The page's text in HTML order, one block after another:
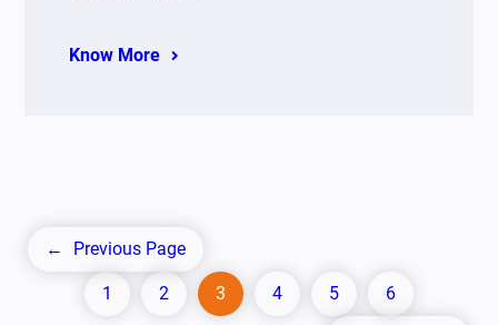
Know More
← Previous Page
1 2 3 4 5 6